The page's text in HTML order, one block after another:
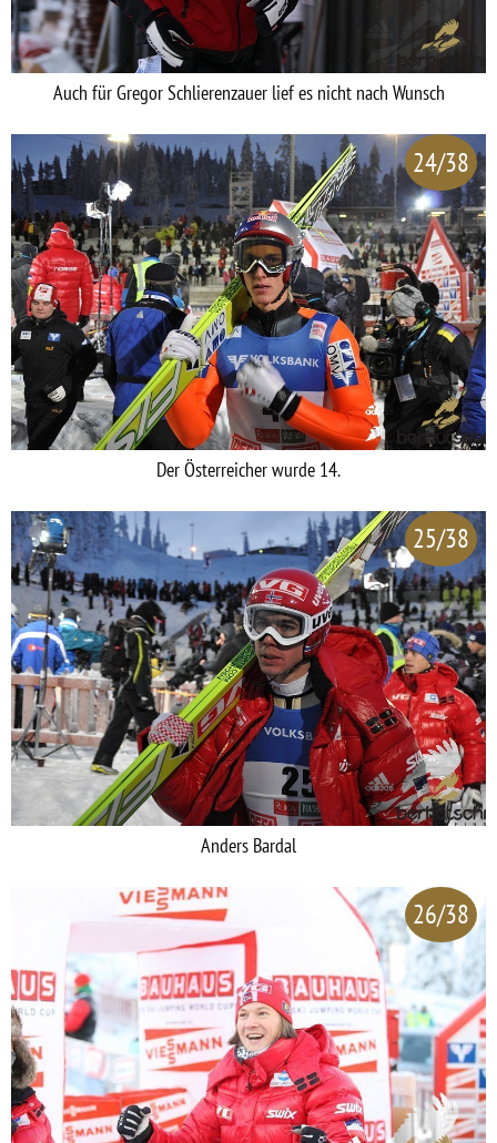
Auch für Gregor Schlierenzauer lief es nicht nach Wunsch
24/38
Der Österreicher wurde 14.
25/38
Anders Bardal
26/38